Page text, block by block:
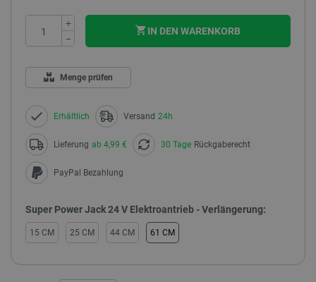
+
−
IN DEN WARENKORB
Menge prüfen
Erhältlich Versand 24h
Lieferung ab 4,99 € 30 Tage Rückgaberecht
PayPal Bezahlung
Super Power Jack 24 V Elektroantrieb - Verlängerung:
15 CM 25 CM 44 CM 61 CM